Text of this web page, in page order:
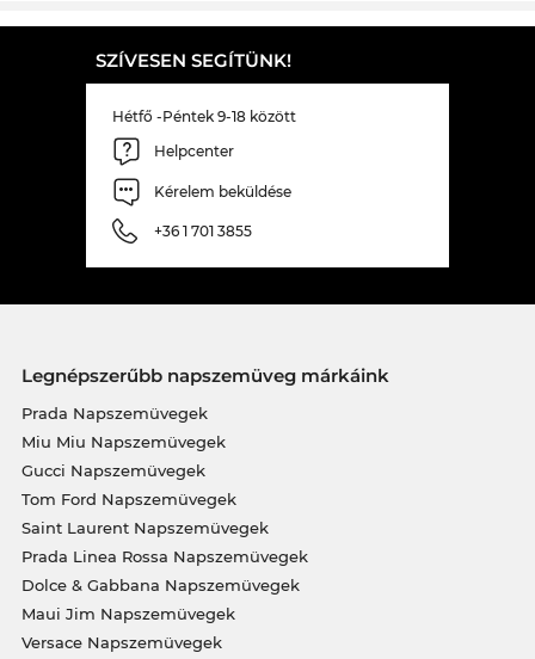
SZÍVESEN SEGÍTÜNK!
Hétfő -Péntek 9-18 között
Helpcenter
Kérelem beküldése
+36 1 701 3855
Legnépszerűbb napszemüveg márkáink
Prada Napszemüvegek
Miu Miu Napszemüvegek
Gucci Napszemüvegek
Tom Ford Napszemüvegek
Saint Laurent Napszemüvegek
Prada Linea Rossa Napszemüvegek
Dolce & Gabbana Napszemüvegek
Maui Jim Napszemüvegek
Versace Napszemüvegek